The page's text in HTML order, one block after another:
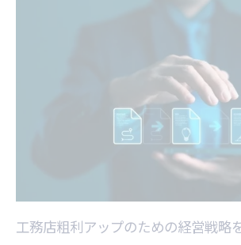
工務店粗利アップのための経営戦略